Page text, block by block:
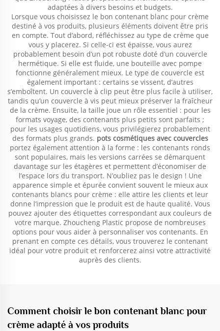
adaptées à divers besoins et budgets.
Lorsque vous choisissez le bon contenant blanc pour crème
destiné à vos produits, plusieurs éléments doivent être pris
en compte. Tout d’abord, réfléchissez au type de crème que
vous y placerez. Si celle-ci est épaisse, vous aurez
probablement besoin d’un pot robuste doté d’un couvercle
hermétique. Si elle est fluide, une bouteille avec pompe
fonctionne généralement mieux. Le type de couvercle est
également important : certains se vissent, d’autres
s’emboîtent. Un couvercle à clip peut être plus facile à utiliser,
tandis qu’un couvercle à vis peut mieux préserver la fraîcheur
de la crème. Ensuite, la taille joue un rôle essentiel : pour les
formats voyage, des contenants plus petits sont parfaits ;
pour les usages quotidiens, vous privilégierez probablement
des formats plus grands. pots cosmétiques avec couvercles
portez également attention à la forme : les contenants ronds
sont populaires, mais les versions carrées se démarquent
davantage sur les étagères et permettent d’économiser de
l’espace lors du transport. N’oubliez pas le design ! Une
apparence simple et épurée convient souvent le mieux aux
contenants blancs pour crème : elle attire les clients et leur
donne l’impression que le produit est de haute qualité. Vous
pouvez ajouter des étiquettes correspondant aux couleurs de
votre marque. Zhoucheng Plastic propose de nombreuses
options pour vous aider à personnaliser vos contenants. En
prenant en compte ces détails, vous trouverez le contenant
idéal pour votre produit et renforcerez ainsi votre attractivité
auprès des clients.
Comment choisir le bon contenant blanc pour
crème adapté à vos produits